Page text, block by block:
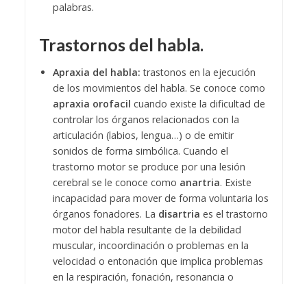
palabras.
Trastornos del habla.
Apraxia del habla: trastonos en la ejecución
de los movimientos del habla. Se conoce como
apraxia orofacil cuando existe la dificultad de
controlar los órganos relacionados con la
articulación (labios, lengua…) o de emitir
sonidos de forma simbólica. Cuando el
trastorno motor se produce por una lesión
cerebral se le conoce como anartria. Existe
incapacidad para mover de forma voluntaria los
órganos fonadores. La disartria es el trastorno
motor del habla resultante de la debilidad
muscular, incoordinación o problemas en la
velocidad o entonación que implica problemas
en la respiración, fonación, resonancia o